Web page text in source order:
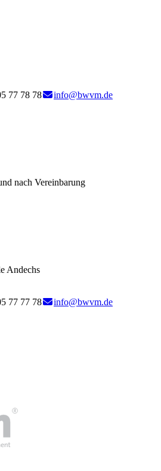
77 78 78 info@bwvm.de
nach Vereinbarung
Andechs
77 77 78 info@bwvm.de